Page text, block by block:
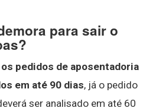
para sair o
os pedidos de aposentadoria
em até 90 dias, já o pedido
ser analisado em até 60